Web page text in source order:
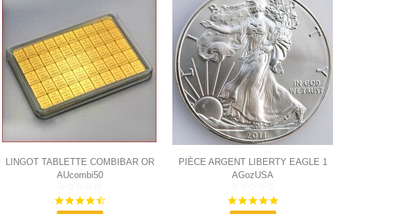
LINGOT TABLETTE COMBIBAR OR
50X1G
AUcombi50
4.7
PIÈCE ARGENT LIBERTY EAGLE 1
ONCE
AGozUSA
4.9